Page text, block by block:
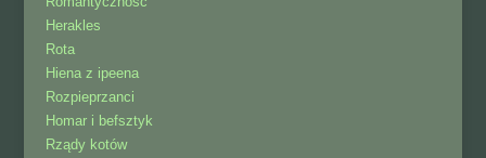
Herakles
Rota
Hiena z ipeena
Rozpieprzanci
Homar i befsztyk
Rządy kotów